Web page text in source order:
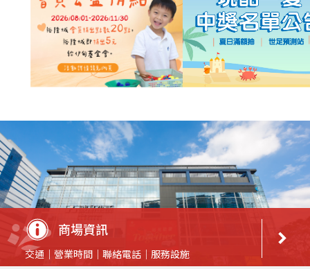
商場資訊
交通｜營業時間｜聯絡電話｜服務設施